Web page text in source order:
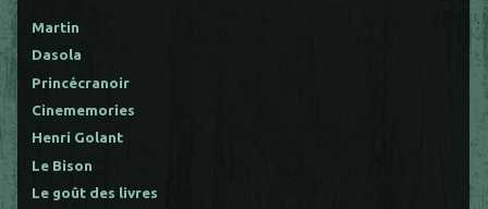
Martin
Dasola
Princécranoir
Cinememories
Henri Golant
Le Bison
Le goût des livres